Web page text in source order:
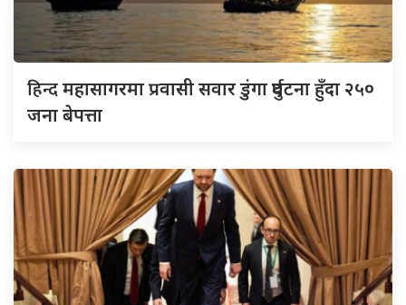
हिन्दमहासागरमा प्रवासी सवार डुंगा दुर्घटना हुँदा २५०
जना बेपत्ता